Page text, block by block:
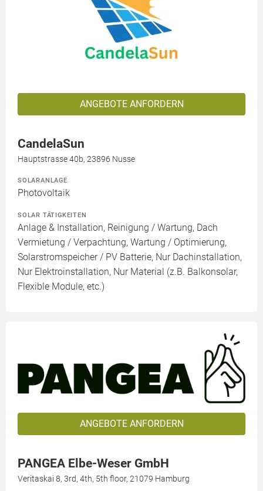
ANGEBOTE ANFORDERN
CandelaSun
Hauptstrasse 40b, 23896 Nusse
SOLARANLAGE
Photovoltaik
SOLAR TÄTIGKEITEN
Anlage & Installation, Reinigung / Wartung, Dach
Vermietung / Verpachtung, Wartung / Optimierung,
Solarstromspeicher / PV Batterie, Nur Dachinstallation,
Nur Elektroinstallation, Nur Material (z.B. Balkonsolar,
Flexible Module, etc.)
ANGEBOTE ANFORDERN
PANGEA Elbe-Weser GmbH
Veritaskai 8, 3rd, 4th, 5th floor, 21079 Hamburg